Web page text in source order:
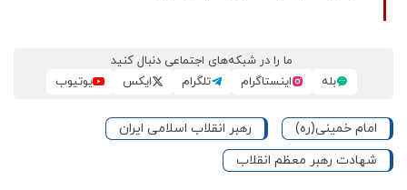
ما را در شبکه‌های اجتماعی دنبال کنید
بله
اینستاگرام تلگرام ایکس یوتیوب
امام خمینی(ره)
رهبر انقلاب اسلامی ایران
شهادت رهبر معظم انقلاب